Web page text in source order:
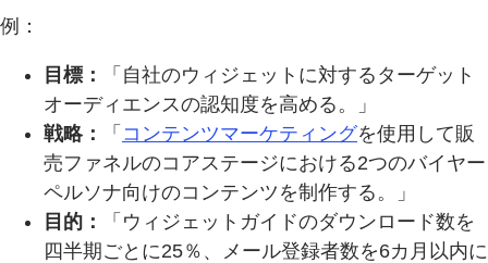
例：
目標：
「自社のウィジェットに対するターゲット
オーディエンスの認知度を高める。」
戦略：
「 コンテンツマーケティングを使用して販
売ファネルのコアステージにおける2つのバイヤー
ペルソナ向けのコンテンツを制作する。」
目的：
「ウィジェットガイドのダウンロード数を
四半期ごとに25％、メール登録者数を6カ月以内に